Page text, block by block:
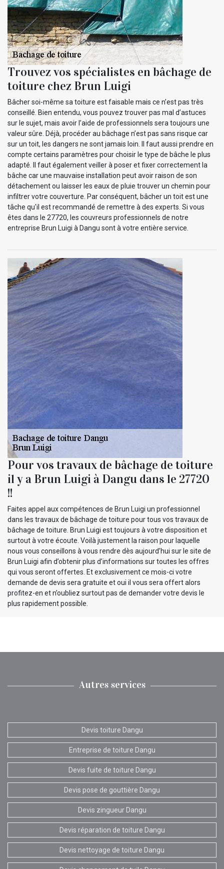
Trouvez vos spécialistes en bâchage de
toiture chez Brun Luigi
Bâcher soi-même sa toiture est faisable mais ce n’est pas très
conseillé. Bien entendu, vous pouvez trouver pas mal d’astuces
sur le sujet, mais avoir l’aide de professionnels sera toujours une
valeur sûre. Déjà, procéder au bâchage n’est pas sans risque car
sur un toit, les dangers ne sont jamais loin. Il faut aussi prendre en
compte certains paramètres pour choisir le type de bâche le plus
adapté. Il faut également veiller à poser et fixer correctement la
bâche car une mauvaise installation peut avoir raison de son
détachement ou laisser les eaux de pluie trouver un chemin pour
infiltrer votre couverture. Par conséquent, bâcher un toit est une
tâche qu'il est recommandé de remettre à des experts. Si vous
êtes dans le 27720, les couvreurs professionnels de notre
entreprise Brun Luigi à Dangu sont à votre entière service.
Pour vos travaux de bâchage de toiture
il y a Brun Luigi à Dangu dans le 27720
!!
Faites appel aux compétences de Brun Luigi un professionnel
dans les travaux de bâchage de toiture pour tous vos travaux de
bâchage de toiture. Brun Luigi est toujours à votre disposition et
surtout à votre écoute. Voilà justement la raison pour laquelle
nous vous conseillons à vous rendre dès aujourd’hui sur le site de
Brun Luigi afin d’obtenir plus d’informations sur toutes les offres
qui vous seront offertes. Et exclusivement ce mois-ci votre
demande de devis sera gratuite et oui il vous sera offert alors
profitez-en et n’oubliez surtout pas de demander votre devis le
plus rapidement possible.
Autres services
Devis toiture Dangu
Entreprise de toiture Dangu
Devis fuite de toiture Dangu
Devis pose de gouttière Dangu
Devis zingueur Dangu
Devis réparation de toiture Dangu
Devis nettoyage de toiture Dangu